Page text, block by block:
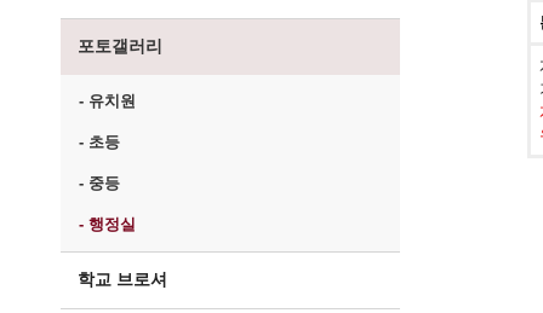
포토갤러리
- 유치원
- 초등
- 중등
- 행정실
학교 브로셔